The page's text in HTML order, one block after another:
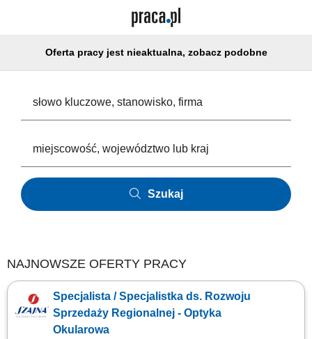
Oferta pracy jest nieaktualna, zobacz podobne
Szukaj
NAJNOWSZE OFERTY PRACY
Specjalista / Specjalistka ds. Rozwoju
Sprzedaży Regionalnej - Optyka
Okularowa